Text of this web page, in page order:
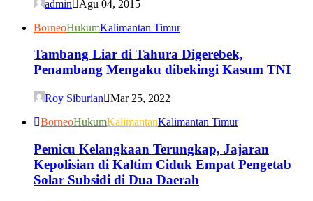
admin
Agu 04, 2015
BorneoHukumKalimantan Timur
Tambang Liar di Tahura Digerebek,
Penambang Mengaku dibekingi Kasum TNI
Roy Siburian
Mar 25, 2022
BorneoHukumKalimantanKalimantan Timur
Pemicu Kelangkaan Terungkap, Jajaran
Kepolisian di Kaltim Ciduk Empat Pengetab
Solar Subsidi di Dua Daerah